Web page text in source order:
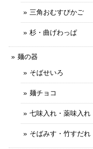
三角おむすびかご
杉・曲げわっぱ
麺の器
そばせいろ
麺チョコ
七味入れ・薬味入れ
そばみす・竹すだれ